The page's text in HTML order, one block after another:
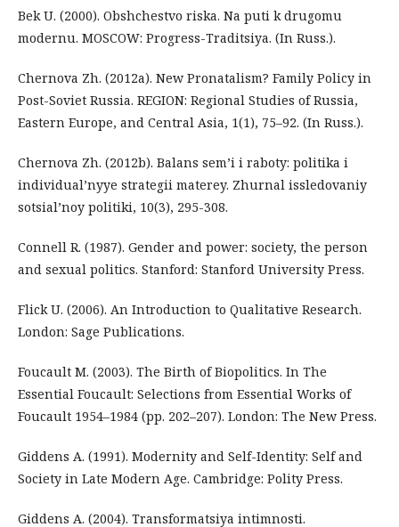
Bek U. (2000). Obshchestvo riska. Na puti k drugomu
modernu. MOSCOW: Progress-Traditsiya. (In Russ.).
Chernova Zh. (2012a). New Pronatalism? Family Policy in
Post-Soviet Russia. REGION: Regional Studies of Russia,
Eastern Europe, and Central Asia, 1(1), 75–92. (In Russ.).
Chernova Zh. (2012b). Balans sem’i i raboty: politika i
individual’nyye strategii materey. Zhurnal issledovaniy
sotsial’noy politiki, 10(3), 295-308.
Connell R. (1987). Gender and power: society, the person
and sexual politics. Stanford: Stanford University Press.
Flick U. (2006). An Introduction to Qualitative Research.
London: Sage Publications.
Foucault M. (2003). The Birth of Biopolitics. In The
Essential Foucault: Selections from Essential Works of
Foucault 1954–1984 (pp. 202–207). London: The New Press.
Giddens A. (1991). Modernity and Self-Identity: Self and
Society in Late Modern Age. Cambridge: Polity Press.
Giddens A. (2004). Transformatsiya intimnosti.